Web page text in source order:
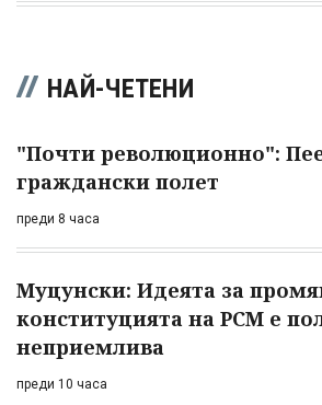
НАЙ-ЧЕТЕНИ
"Почти революционно":
граждански полет
преди 8 часа
Муцунски: Идеята за
конституцията на РСМ е
неприемлива
преди 10 часа